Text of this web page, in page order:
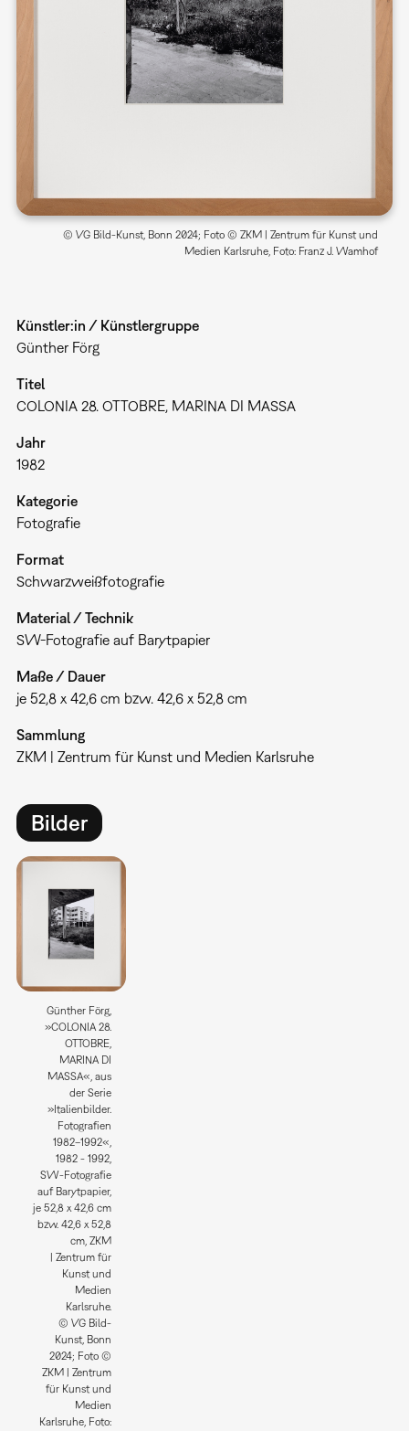
© VG Bild-Kunst, Bonn 2024; Foto © ZKM | Zentrum für Kunst und
Medien Karlsruhe, Foto: Franz J. Wamhof
Künstler:in / Künstlergruppe
Günther Förg
Titel
COLONIA 28. OTTOBRE, MARINA DI MASSA
Jahr
1982
Kategorie
Fotografie
Format
Schwarzweißfotografie
Material / Technik
SW-Fotografie auf Barytpapier
Maße / Dauer
je 52,8 x 42,6 cm bzw. 42,6 x 52,8 cm
Sammlung
ZKM | Zentrum für Kunst und Medien Karlsruhe
Bilder
Günther Förg,
»COLONIA 28.
OTTOBRE,
MARINA DI
MASSA«, aus
der Serie
»Italienbilder.
Fotografien
1982–1992«,
1982 - 1992,
SW-Fotografie
auf Barytpapier,
je 52,8 x 42,6 cm
bzw. 42,6 x 52,8
cm, ZKM
| Zentrum für
Kunst und
Medien
Karlsruhe.
© VG Bild-
Kunst, Bonn
2024; Foto ©
ZKM | Zentrum
für Kunst und
Medien
Karlsruhe, Foto: